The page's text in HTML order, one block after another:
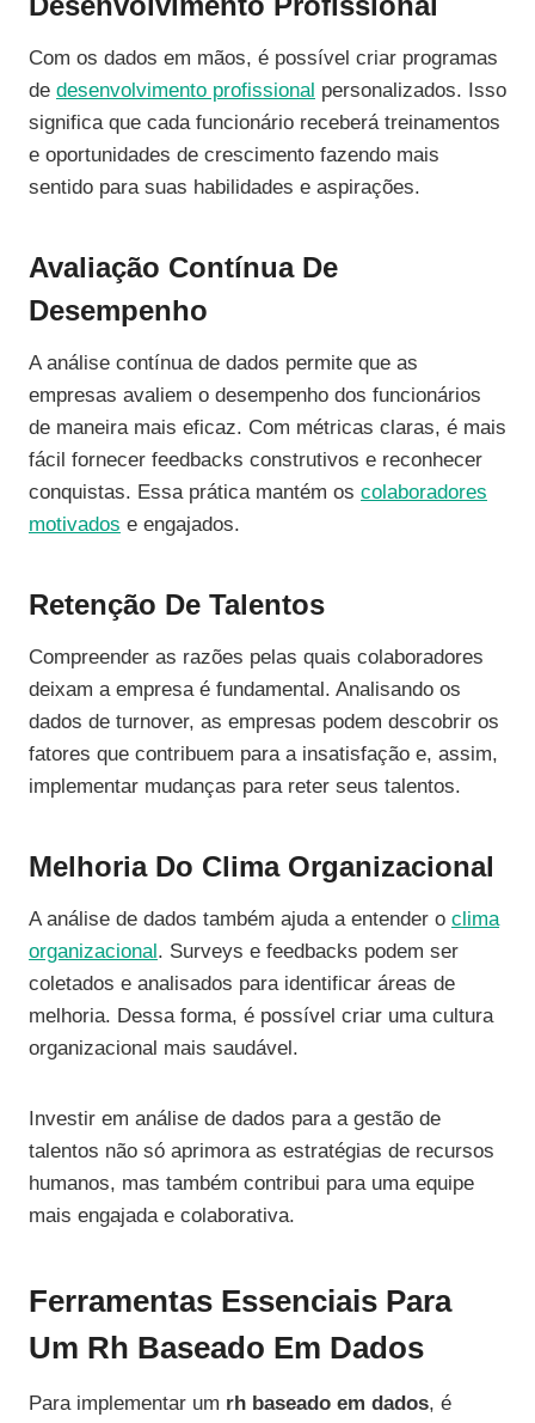
Com os dados em mãos, é possível criar programas
de desenvolvimento profissional personalizados. Isso
significa que cada funcionário receberá treinamentos
e oportunidades de crescimento fazendo mais
sentido para suas habilidades e aspirações.
Avaliação Contínua De
Desempenho
A análise contínua de dados permite que as
empresas avaliem o desempenho dos funcionários
de maneira mais eficaz. Com métricas claras, é mais
fácil fornecer feedbacks construtivos e reconhecer
conquistas. Essa prática mantém os colaboradores
motivados e engajados.
Retenção De Talentos
Compreender as razões pelas quais colaboradores
deixam a empresa é fundamental. Analisando os
dados de turnover, as empresas podem descobrir os
fatores que contribuem para a insatisfação e, assim,
implementar mudanças para reter seus talentos.
Melhoria Do Clima Organizacional
A análise de dados também ajuda a entender o clima
organizacional . Surveys e feedbacks podem ser
coletados e analisados para identificar áreas de
melhoria. Dessa forma, é possível criar uma cultura
organizacional mais saudável.
Investir em análise de dados para a gestão de
talentos não só aprimora as estratégias de recursos
humanos, mas também contribui para uma equipe
mais engajada e colaborativa.
Ferramentas Essenciais Para
Um Rh Baseado Em Dados
Para implementar um rh baseado em dados, é